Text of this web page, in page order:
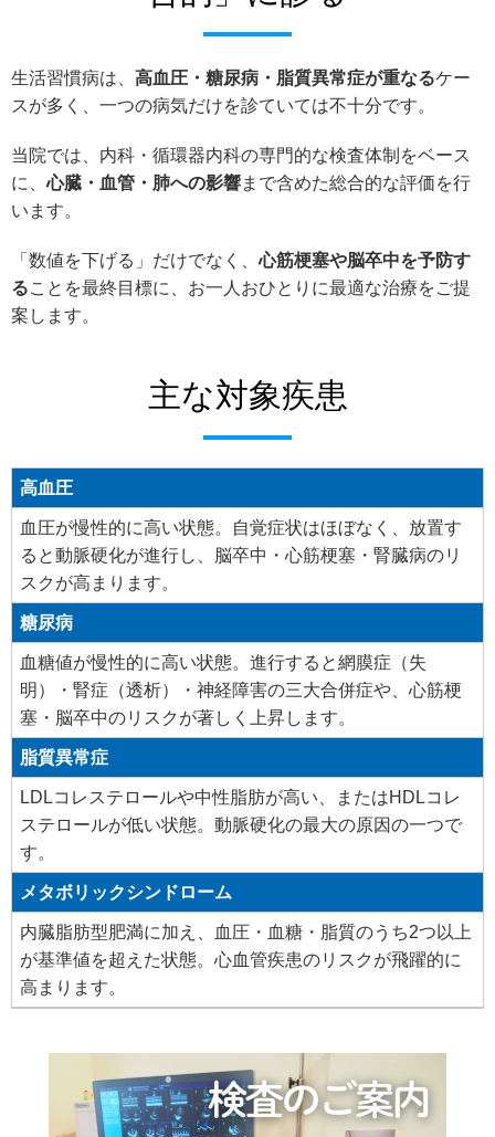
生活習慣病は、 高血圧・糖尿病・脂質異常症が重なるケー
スが多く、一つの病気だけを診ていては不十分です。
当院では、内科・循環器内科の専門的な検査体制をベース
に、心臓・血管・肺への影響まで含めた総合的な評価を行
います。
「数値を下げる」だけでなく、心筋梗塞や脳卒中を予防す
ることを最終目標に、お一人おひとりに最適な治療をご提
案します。
主な対象疾患
高血圧
血圧が慢性的に高い状態。自覚症状はほぼなく、放置す
ると動脈硬化が進行し、脳卒中・心筋梗塞・腎臓病のリ
スクが高まります。
糖尿病
血糖値が慢性的に高い状態。進行すると網膜症（失
明）・腎症（透析）・神経障害の三大合併症や、心筋梗
塞・脳卒中のリスクが著しく上昇します。
脂質異常症
LDLコレステロールや中性脂肪が高い、またはHDLコレ
ステロールが低い状態。動脈硬化の最大の原因の一つで
す。
メタボリックシンドローム
内臓脂肪型肥満に加え、血圧・血糖・脂質のうち2つ以上
が基準値を超えた状態。心血管疾患のリスクが飛躍的に
高まります。